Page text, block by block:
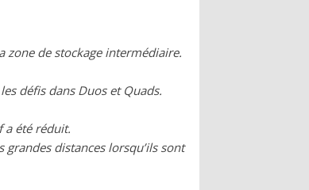
zone de stockage intermédiaire.
défis dans Duos et Quads.
a été réduit.
distances lorsqu’ils sont